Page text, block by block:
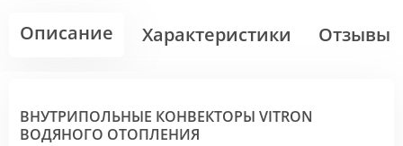
Описание Характеристики Отзывы
ВНУТРИПОЛЬНЫЕ КОНВЕКТОРЫ VITRON
ВОДЯНОГО ОТОПЛЕНИЯ